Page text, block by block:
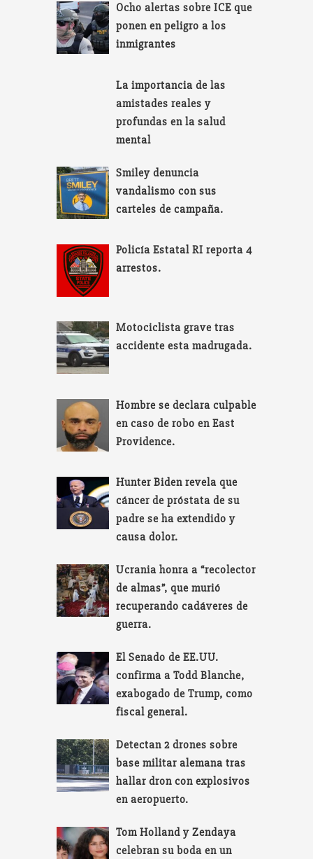
Ocho alertas sobre ICE que
ponen en peligro a los
inmigrantes
La importancia de las
amistades reales y
profundas en la salud
mental
Smiley denuncia
vandalismo con sus
carteles de campaña.
Policía Estatal RI reporta 4
arrestos.
Motociclista grave tras
accidente esta madrugada.
Hombre se declara culpable
en caso de robo en East
Providence.
Hunter Biden revela que
cáncer de próstata de su
padre se ha extendido y
causa dolor.
Ucrania honra a “recolector
de almas”, que murió
recuperando cadáveres de
guerra.
El Senado de EE.UU.
confirma a Todd Blanche,
exabogado de Trump, como
fiscal general.
Detectan 2 drones sobre
base militar alemana tras
hallar dron con explosivos
en aeropuerto.
Tom Holland y Zendaya
celebran su boda en un